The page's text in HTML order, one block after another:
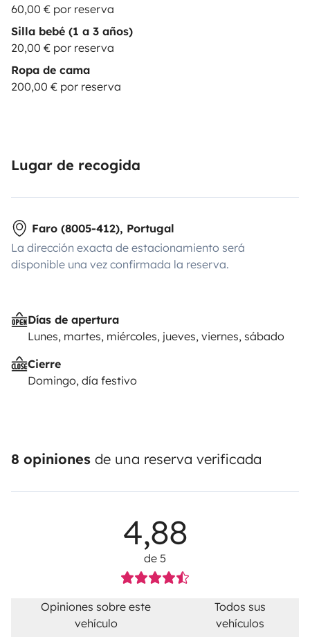
60,00 € por reserva
Silla bebé (1 a 3 años)
20,00 € por reserva
Ropa de cama
200,00 € por reserva
Lugar de recogida
Faro (8005-412), Portugal
La dirección exacta de estacionamiento será
disponible una vez confirmada la reserva.
Días de apertura
Lunes, martes, miércoles, jueves, viernes, sábado
Cierre
Domingo, día festivo
8 opiniones de una reserva verificada
4,88
de 5
Opiniones sobre este
vehículo
Todos sus
vehículos